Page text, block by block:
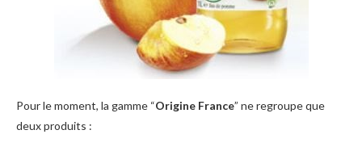
Pour le moment, la gamme “Origine France” ne regroupe que
deux produits :